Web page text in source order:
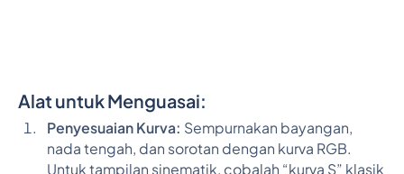
Alat untuk Menguasai:
Penyesuaian Kurva: Sempurnakan bayangan,
nada tengah, dan sorotan dengan kurva RGB.
Untuk tampilan sinematik, cobalah “kurva S” klasik